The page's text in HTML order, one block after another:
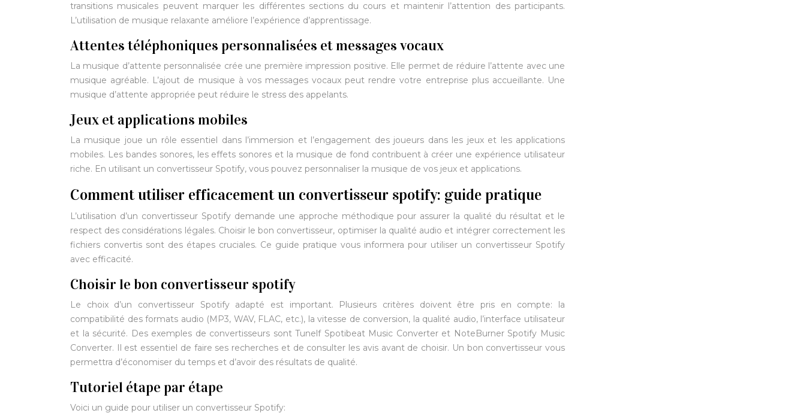
transitions musicales peuvent marquer les différentes sections du cours et maintenir l’attention des participants.
L’utilisation de musique relaxante améliore l’expérience d’apprentissage.
Attentes téléphoniques personnalisées et messages vocaux
La musique d’attente personnalisée crée une première impression positive. Elle permet de réduire l’attente avec une
musique agréable. L’ajout de musique à vos messages vocaux peut rendre votre entreprise plus accueillante. Une
musique d’attente appropriée peut réduire le stress des appelants.
Jeux et applications mobiles
La musique joue un rôle essentiel dans l’immersion et l’engagement des joueurs dans les jeux et les applications
mobiles. Les bandes sonores, les effets sonores et la musique de fond contribuent à créer une expérience utilisateur
riche. En utilisant un convertisseur Spotify, vous pouvez personnaliser la musique de vos jeux et applications.
Comment utiliser efficacement un convertisseur spotify: guide pratique
L’utilisation d’un convertisseur Spotify demande une approche méthodique pour assurer la qualité du résultat et le
respect des considérations légales. Choisir le bon convertisseur, optimiser la qualité audio et intégrer correctement les
fichiers convertis sont des étapes cruciales. Ce guide pratique vous informera pour utiliser un convertisseur Spotify
avec efficacité.
Choisir le bon convertisseur spotify
Le choix d’un convertisseur Spotify adapté est important. Plusieurs critères doivent être pris en compte: la
compatibilité des formats audio (MP3, WAV, FLAC, etc.), la vitesse de conversion, la qualité audio, l’interface utilisateur
et la sécurité. Des exemples de convertisseurs sont Tunelf Spotibeat Music Converter et NoteBurner Spotify Music
Converter. Il est essentiel de faire ses recherches et de consulter les avis avant de choisir. Un bon convertisseur vous
permettra d’économiser du temps et d’avoir des résultats de qualité.
Tutoriel étape par étape
Voici un guide pour utiliser un convertisseur Spotify: